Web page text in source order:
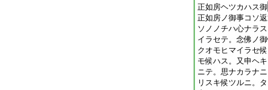
正如房ヘツカハス御
正如房ノ御事コソ
ソノノチハ心ナラ
イラセテ。念佛ノ
クオモヒマイラセ
モ候ハス。又申ヘ
ニテ。思ナカラナ
リスキ候ツルニ。